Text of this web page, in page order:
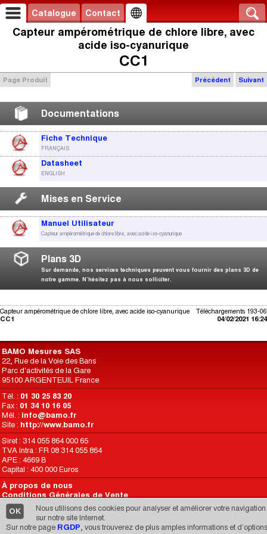
OK
Nous utilisons des cookies pour analyser et améliorer votre navigation
sur notre site Internet.
Sur notre page RGDP, vous trouverez de plus amples informations et d’options
Catalogue Contact
Capteur ampérométrique de chlore libre, avec
acide iso-cyanurique
CC1
Précédent Suivant
Page Produit
Documentations
Fiche Technique
FRANÇAIS
Datasheet
ENGLISH
Mises en Service
Manuel Utilisateur
Capteur ampérométrique de chlore libre, avec acide iso-cyanurique
Plans 3D
Sur demande, nos services techniques peuvent vous fournir des plans 3D de
notre gamme. N’hésitez pas à nous solliciter.
Téléchargements 193-06
04/02/2021 16:24
Capteur ampérométrique de chlore libre, avec acide iso-cyanurique
CC1
BAMO Mesures SAS
22, Rue de la Voie des Bans
Parc d'activités de la Gare
95100 ARGENTEUIL France
Tél. : 01 30 25 83 20
Fax : 01 34 10 16 05
Mél. : info@bamo.fr
Site : http://www.bamo.fr
Siret : 314 055 864 000 65
TVA Intra : FR 08 314 055 864
APE : 4669 B
Capital : 400 000 Euros
À propos de nous
Conditions Générales de Vente
Conditions d’Utilisation du Site
RGPD
Une réalisation deCARIMEDIAdepuis 1998